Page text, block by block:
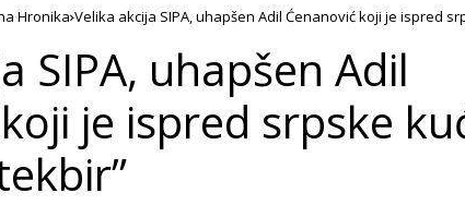
Hronika Velika akcija SIPA, uhapšen Adil Ćenanović koji je ispred
SIPA, uhapšen Adil
je ispred srpske